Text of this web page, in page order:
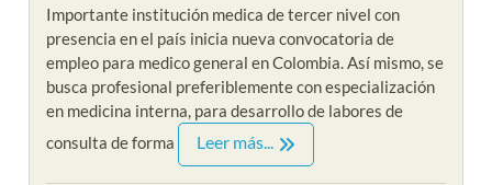
Importante institución medica de tercer nivel con
presencia en el país inicia nueva convocatoria de
empleo para medico general en Colombia. Así mismo, se
busca profesional preferiblemente con especialización
en medicina interna, para desarrollo de labores de
consulta de forma
Leer más...